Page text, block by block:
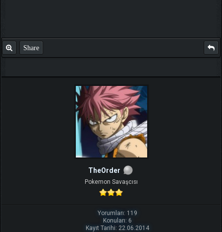
Share
TheOrder
Pokemon Savaşcısı
Yorumları: 119
Konuları: 6
Kayıt Tarihi: 22.06.2014